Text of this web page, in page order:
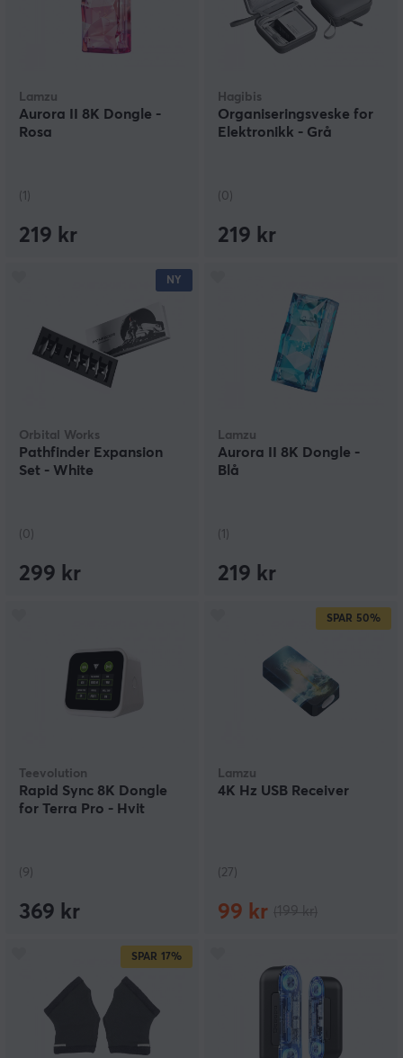
Lamzu
Aurora II 8K Dongle -
Rosa
(1)
219 kr
Hagibis
Organiseringsveske for
Elektronikk - Grå
(0)
219 kr
NY
Orbital Works
Pathfinder Expansion
Set - White
(0)
299 kr
Lamzu
Aurora II 8K Dongle -
Blå
(1)
219 kr
Teevolution
Rapid Sync 8K Dongle
for Terra Pro - Hvit
(9)
369 kr
SPAR 50%
Lamzu
4K Hz USB Receiver
(27)
99 kr
SPAR 17%